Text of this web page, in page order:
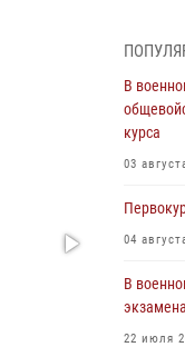
31 июля
29 июля
29 июля
29 июля
29 июля
28 июля
В
курса
03
04
В
22 июля